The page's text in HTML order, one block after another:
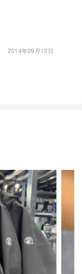
2014年09月13日